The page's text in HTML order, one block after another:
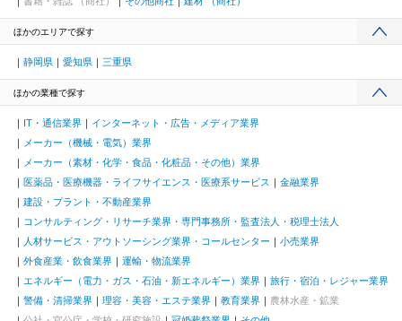
ほかのエリアで探す
静岡県 愛知県 三重県
ほかの業種で探す
IT・通信業界
インターネット・広告・メディア業界
メーカー（機械・電気）業界
メーカー（素材・化学・食品・化粧品・その他）業界
医薬品・医療機器・ライフサイエンス・医療系サービス
金融業界
建設・プラント・不動産業界
コンサルティング・リサーチ業界・専門事務所・監査法人・税理士法人
人材サービス・アウトソーシング業界・コールセンター
小売業界
外食産業・飲食業界
運輸・物流業界
エネルギー（電力・ガス・石油・新エネルギー）業界
旅行・宿泊・レジャー業界
警備・清掃業界
理容・美容・エステ業界 教育業界
農林水産・鉱業